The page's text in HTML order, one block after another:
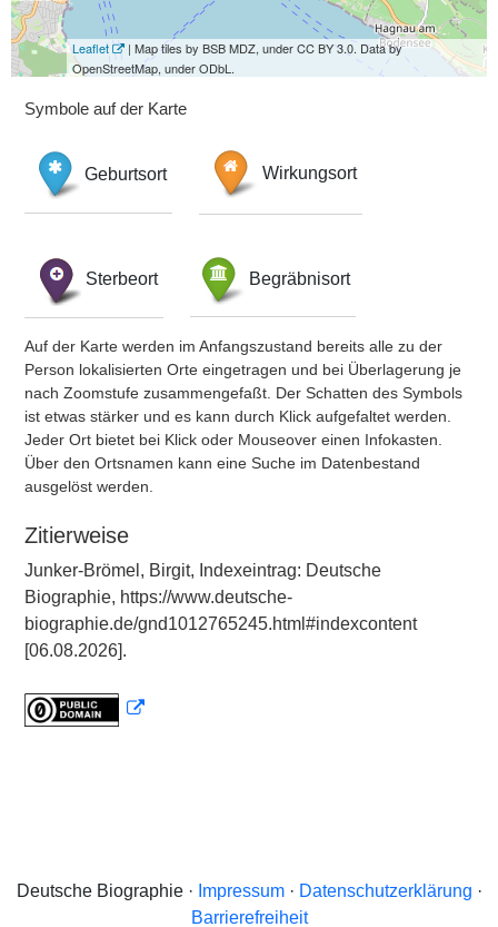
Leaflet
| Map tiles by BSB MDZ, under CC BY 3.0. Data by
OpenStreetMap, under ODbL.
Symbole auf der Karte
Geburtsort Wirkungsort
Sterbeort Begräbnisort
Auf der Karte werden im Anfangszustand bereits alle zu der
Person lokalisierten Orte eingetragen und bei Überlagerung je
nach Zoomstufe zusammengefaßt. Der Schatten des Symbols
ist etwas stärker und es kann durch Klick aufgefaltet werden.
Jeder Ort bietet bei Klick oder Mouseover einen Infokasten.
Über den Ortsnamen kann eine Suche im Datenbestand
ausgelöst werden.
Zitierweise
Junker-Brömel, Birgit, Indexeintrag: Deutsche
Biographie, https://www.deutsche-
biographie.de/gnd1012765245.html#indexcontent
[06.08.2026].
Deutsche Biographie · Impressum· Datenschutzerklärung ·
Barrierefreiheit